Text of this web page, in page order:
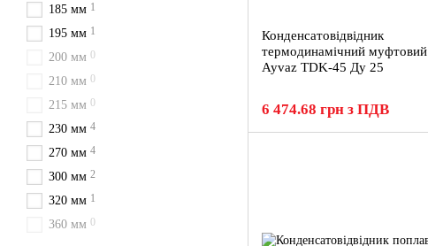
Конденсатовідвідник
термодинамічний муфтовий
Ayvaz TDK-45 Ду 25
6 474.68 грн з ПДВ
185 мм 1
195 мм 1
200 мм 0
210 мм 0
215 мм 0
230 мм 4
270 мм 4
300 мм 2
320 мм 1
360 мм 0